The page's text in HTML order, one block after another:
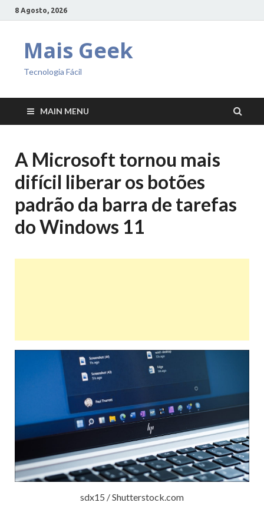
8 Agosto, 2026
Mais Geek
Tecnologia Fácil
MAIN MENU
A Microsoft tornou mais
difícil liberar os botões
padrão da barra de tarefas
do Windows 11
sdx15 / Shutterstock.com